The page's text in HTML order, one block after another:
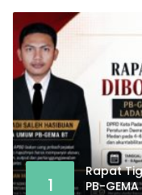
1
Rapat
PB-